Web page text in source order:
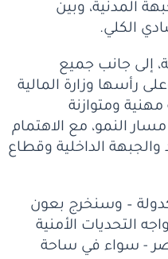
المدنية، وبين
الكلي.
إلى جانب جميع
رأسها وزارة المالية
ومتوازنة
النمو، مع الاهتمام
والجبهة الداخلية وقطاع
– وسنخرج بعون
التحديات الأمنية
- سواء في ساحة